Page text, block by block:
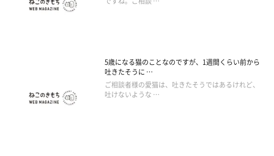
5歳になる猫のことなのですが、1週間くらい前から
吐きたそうに …
ご相談者様の愛猫は、吐きたそうではあるけれど、
吐けないような …